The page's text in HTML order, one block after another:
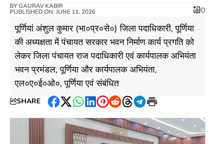
BYGAURAV KABIR
PUBLISHED ON: JUNE 11, 2026 0
पूर्णियां अंशुल कुमार (भा०प्र०से०) जिला पदाधिकारी, पूर्णिया
की अध्यक्षता में पंचायत सरकार भवन निर्माण कार्य प्रगति को
लेकर जिला पंचायत राज पदाधिकारी एवं कार्यपालक अभियंता
भवन प्रमंडल, पूर्णिया और कार्यपालक अभियंता,
एल०ए०ई०ओ०, पूर्णिया एवं संबंधित
SHARE
Facebook
Twitter
WhatsApp
LinkedIn
Pinterest
RedditThreads
Telegram
Print